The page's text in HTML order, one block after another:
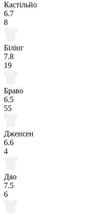
Кастільйо
6.7
8
Білінг
7.8
19
Браво
6.5
55
Дженсен
6.6
4
Дяо
7.5
6